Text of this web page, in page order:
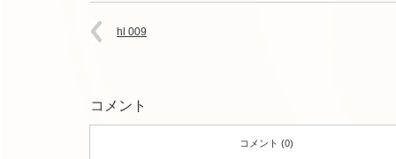
hl 009
コメント
コメント (0)